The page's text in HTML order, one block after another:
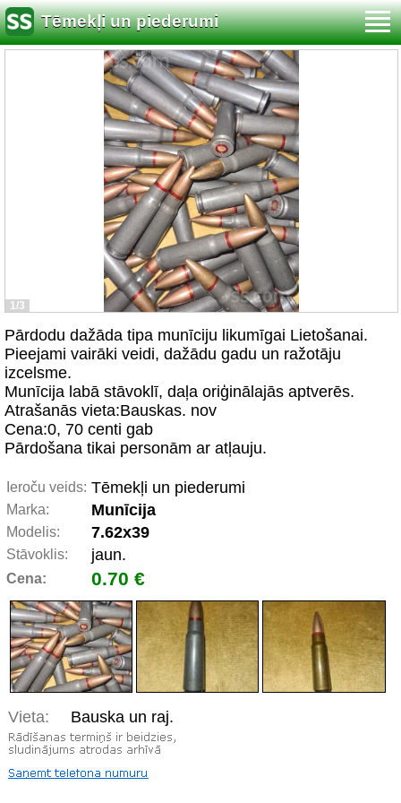
Tēmekļi un piederumi
1/3
Pārdodu dažāda tipa munīciju likumīgai Lietošanai.
Pieejami vairāki veidi, dažādu gadu un ražotāju
izcelsme.
Munīcija labā stāvoklī, daļa oriģinālajās aptverēs.
Atrašanās vieta:Bauskas. nov
Cena:0, 70 centi gab
Pārdošana tikai personām ar atļauju.
Ieroču veids: Tēmekļi un piederumi
Marka: Munīcija
Modelis: 7.62x39
Stāvoklis: jaun.
Cena: 0.70 €
Vieta: Bauska un raj.